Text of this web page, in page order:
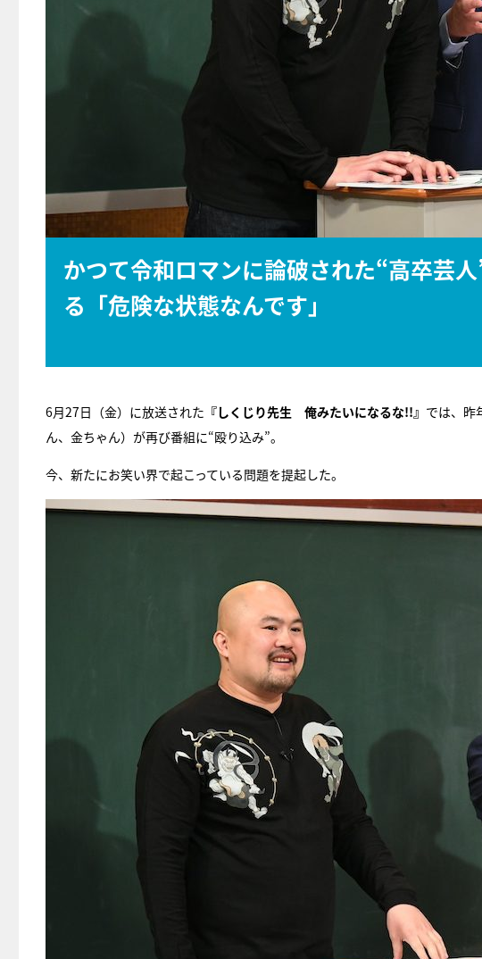
かつて令和ロマンに論破された“高卒芸
る「危険な状態なんです」
6月27日（金）に放送された 『しくじり先生 俺みたいになるな!!』 では、昨
ん、金ちゃん）が再び番組に“殴り込み”。
今、新たにお笑い界で起こっている問題を提起した。